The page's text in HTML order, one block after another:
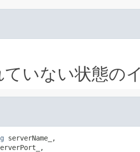
ていない状態の
serverName_,